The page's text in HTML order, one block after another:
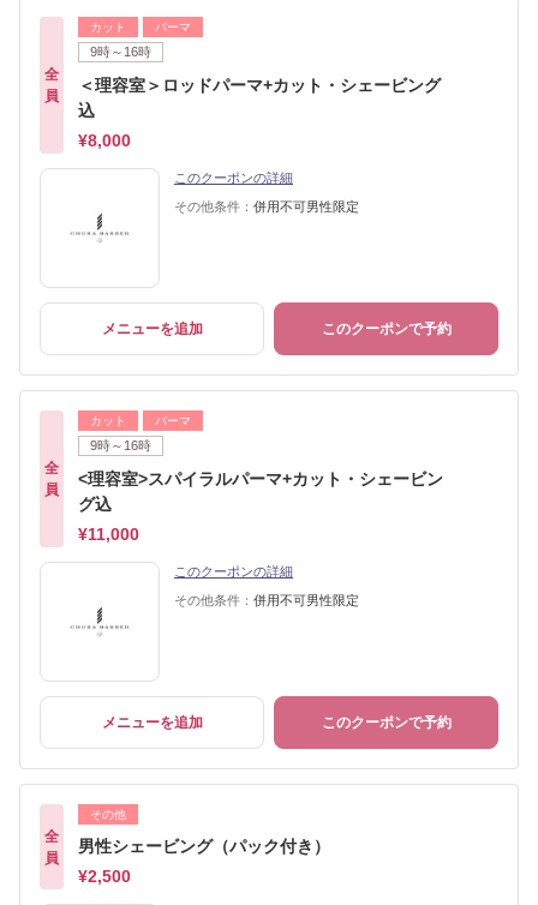
全
員
カット パーマ
9時～16時
＜理容室＞ロッドパーマ+カット・シェービング
込
¥8,000
このクーポンの詳細
その他条件： 併用不可男性限定
メニューを追加 このクーポンで予約
全
員
カット パーマ
9時～16時
<理容室>スパイラルパーマ+カット・シェービン
グ込
¥11,000
このクーポンの詳細
その他条件： 併用不可男性限定
メニューを追加 このクーポンで予約
全
員
その他
男性シェービング（パック付き）
¥2,500